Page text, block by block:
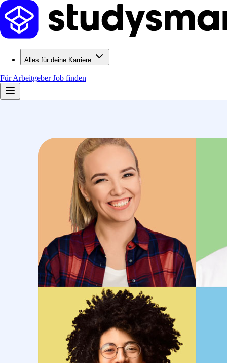
Alles für deine Karriere
Für ArbeitgeberJob finden